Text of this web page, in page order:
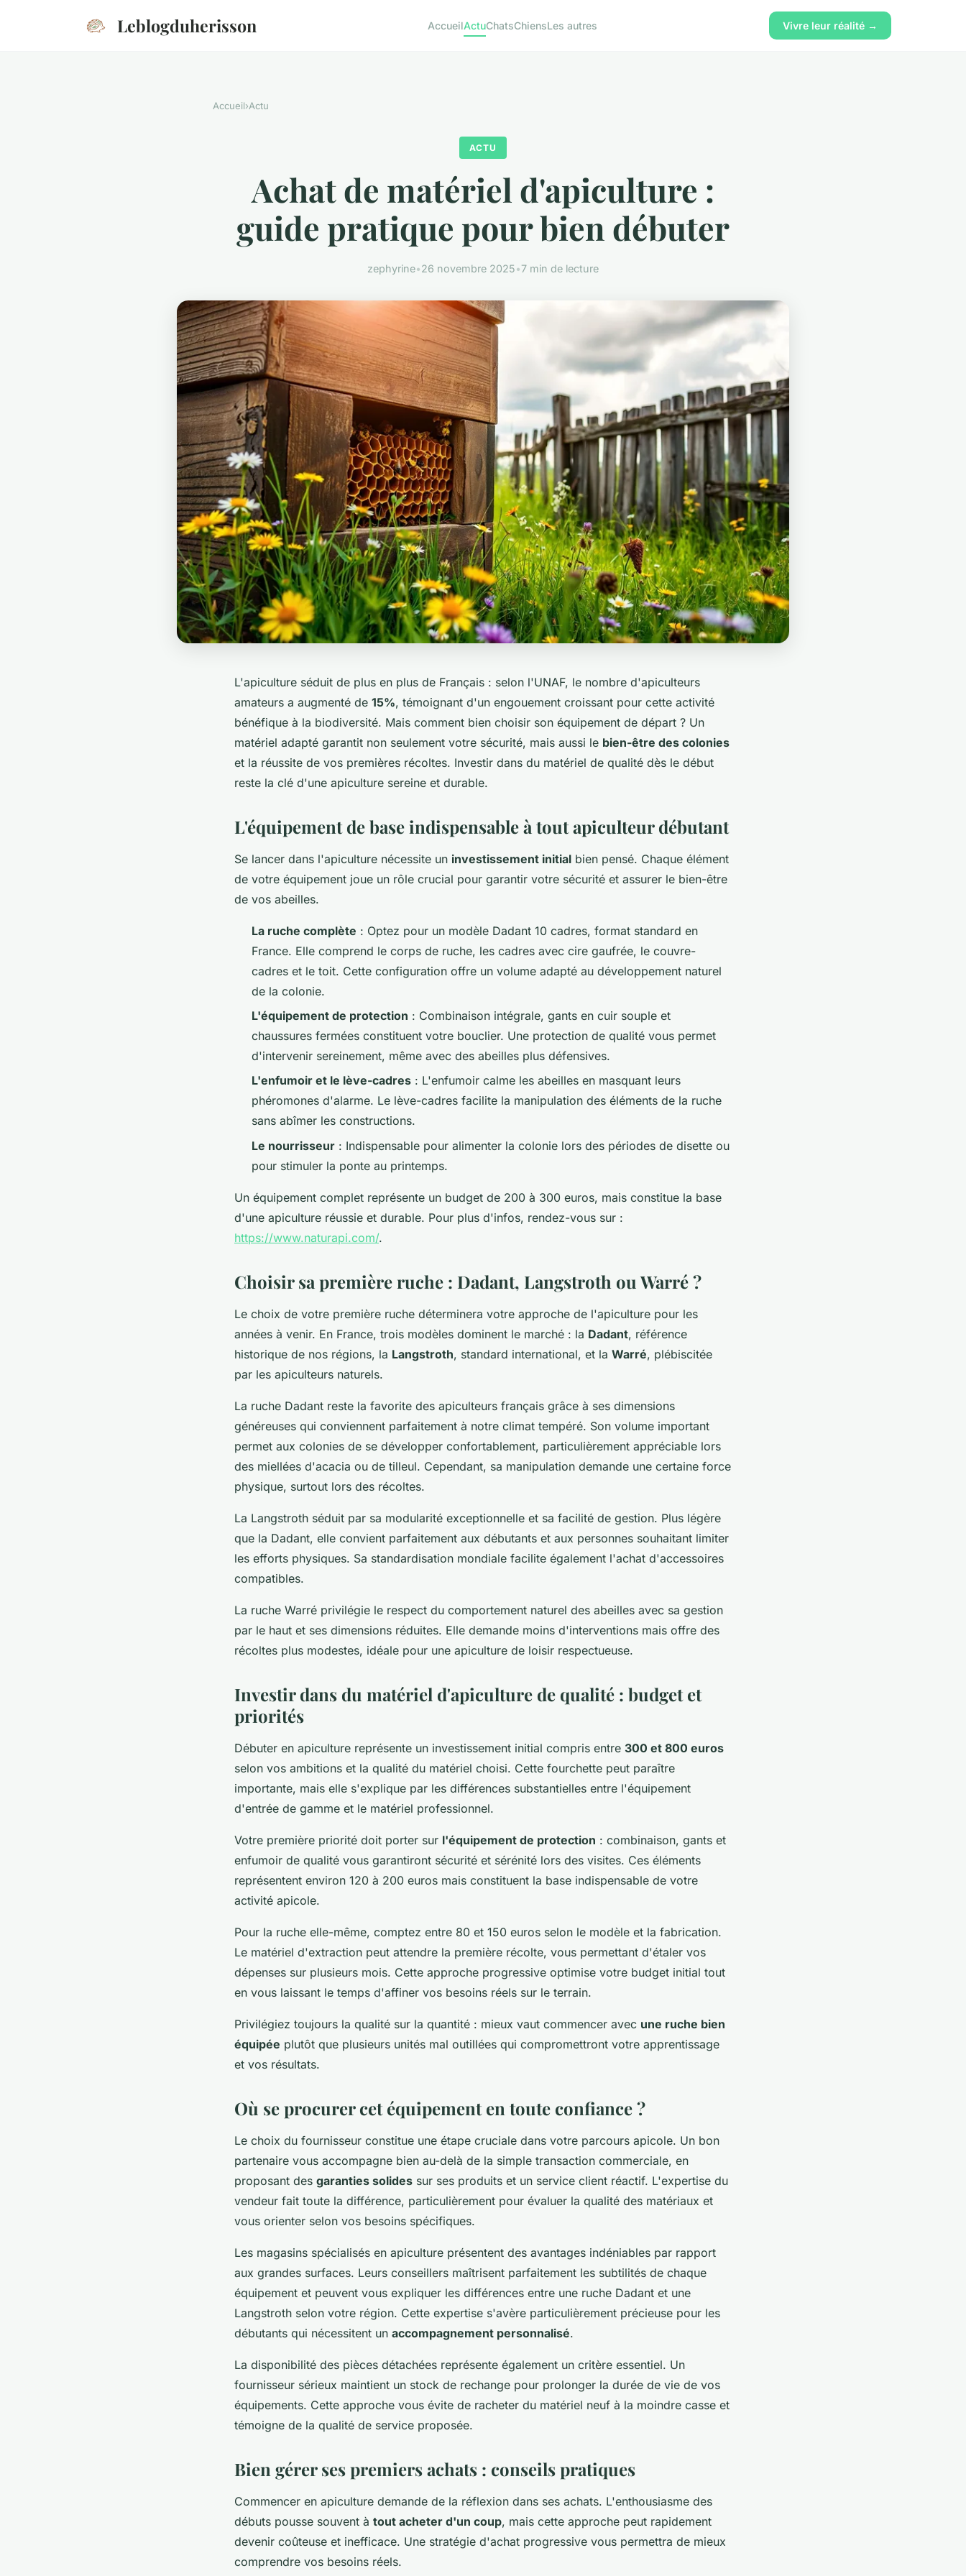
Leblogduherisson AccueilActuChatsChiensLes autres Vivre leur réalité →
Accueil›Actu
ACTU
Achat de matériel d'apiculture :
guide pratique pour bien débuter
zephyrine•26 novembre 2025•7 min de lecture
L'apiculture séduit de plus en plus de Français : selon l'UNAF, le nombre d'apiculteurs
amateurs a augmenté de 15%, témoignant d'un engouement croissant pour cette activité
bénéfique à la biodiversité. Mais comment bien choisir son équipement de départ ? Un
matériel adapté garantit non seulement votre sécurité, mais aussi le bien-être des colonies
et la réussite de vos premières récoltes. Investir dans du matériel de qualité dès le début
reste la clé d'une apiculture sereine et durable.
L'équipement de base indispensable à tout apiculteur débutant
Se lancer dans l'apiculture nécessite un investissement initial bien pensé. Chaque élément
de votre équipement joue un rôle crucial pour garantir votre sécurité et assurer le bien-être
de vos abeilles.
La ruche complète : Optez pour un modèle Dadant 10 cadres, format standard en
France. Elle comprend le corps de ruche, les cadres avec cire gaufrée, le couvre-
cadres et le toit. Cette configuration offre un volume adapté au développement naturel
de la colonie.
L'équipement de protection : Combinaison intégrale, gants en cuir souple et
chaussures fermées constituent votre bouclier. Une protection de qualité vous permet
d'intervenir sereinement, même avec des abeilles plus défensives.
L'enfumoir et le lève-cadres : L'enfumoir calme les abeilles en masquant leurs
phéromones d'alarme. Le lève-cadres facilite la manipulation des éléments de la ruche
sans abîmer les constructions.
Le nourrisseur : Indispensable pour alimenter la colonie lors des périodes de disette ou
pour stimuler la ponte au printemps.
Un équipement complet représente un budget de 200 à 300 euros, mais constitue la base
d'une apiculture réussie et durable. Pour plus d'infos, rendez-vous sur :
https://www.naturapi.com/.
Choisir sa première ruche : Dadant, Langstroth ou Warré ?
Le choix de votre première ruche déterminera votre approche de l'apiculture pour les
années à venir. En France, trois modèles dominent le marché : la Dadant, référence
historique de nos régions, la Langstroth, standard international, et la Warré, plébiscitée
par les apiculteurs naturels.
La ruche Dadant reste la favorite des apiculteurs français grâce à ses dimensions
généreuses qui conviennent parfaitement à notre climat tempéré. Son volume important
permet aux colonies de se développer confortablement, particulièrement appréciable lors
des miellées d'acacia ou de tilleul. Cependant, sa manipulation demande une certaine force
physique, surtout lors des récoltes.
La Langstroth séduit par sa modularité exceptionnelle et sa facilité de gestion. Plus légère
que la Dadant, elle convient parfaitement aux débutants et aux personnes souhaitant limiter
les efforts physiques. Sa standardisation mondiale facilite également l'achat d'accessoires
compatibles.
La ruche Warré privilégie le respect du comportement naturel des abeilles avec sa gestion
par le haut et ses dimensions réduites. Elle demande moins d'interventions mais offre des
récoltes plus modestes, idéale pour une apiculture de loisir respectueuse.
Investir dans du matériel d'apiculture de qualité : budget et
priorités
Débuter en apiculture représente un investissement initial compris entre 300 et 800 euros
selon vos ambitions et la qualité du matériel choisi. Cette fourchette peut paraître
importante, mais elle s'explique par les différences substantielles entre l'équipement
d'entrée de gamme et le matériel professionnel.
Votre première priorité doit porter sur l'équipement de protection : combinaison, gants et
enfumoir de qualité vous garantiront sécurité et sérénité lors des visites. Ces éléments
représentent environ 120 à 200 euros mais constituent la base indispensable de votre
activité apicole.
Pour la ruche elle-même, comptez entre 80 et 150 euros selon le modèle et la fabrication.
Le matériel d'extraction peut attendre la première récolte, vous permettant d'étaler vos
dépenses sur plusieurs mois. Cette approche progressive optimise votre budget initial tout
en vous laissant le temps d'affiner vos besoins réels sur le terrain.
Privilégiez toujours la qualité sur la quantité : mieux vaut commencer avec une ruche bien
équipée plutôt que plusieurs unités mal outillées qui compromettront votre apprentissage
et vos résultats.
Où se procurer cet équipement en toute confiance ?
Le choix du fournisseur constitue une étape cruciale dans votre parcours apicole. Un bon
partenaire vous accompagne bien au-delà de la simple transaction commerciale, en
proposant des garanties solides sur ses produits et un service client réactif. L'expertise du
vendeur fait toute la différence, particulièrement pour évaluer la qualité des matériaux et
vous orienter selon vos besoins spécifiques.
Les magasins spécialisés en apiculture présentent des avantages indéniables par rapport
aux grandes surfaces. Leurs conseillers maîtrisent parfaitement les subtilités de chaque
équipement et peuvent vous expliquer les différences entre une ruche Dadant et une
Langstroth selon votre région. Cette expertise s'avère particulièrement précieuse pour les
débutants qui nécessitent un accompagnement personnalisé.
La disponibilité des pièces détachées représente également un critère essentiel. Un
fournisseur sérieux maintient un stock de rechange pour prolonger la durée de vie de vos
équipements. Cette approche vous évite de racheter du matériel neuf à la moindre casse et
témoigne de la qualité de service proposée.
Bien gérer ses premiers achats : conseils pratiques
Commencer en apiculture demande de la réflexion dans ses achats. L'enthousiasme des
débuts pousse souvent à tout acheter d'un coup, mais cette approche peut rapidement
devenir coûteuse et inefficace. Une stratégie d'achat progressive vous permettra de mieux
comprendre vos besoins réels.